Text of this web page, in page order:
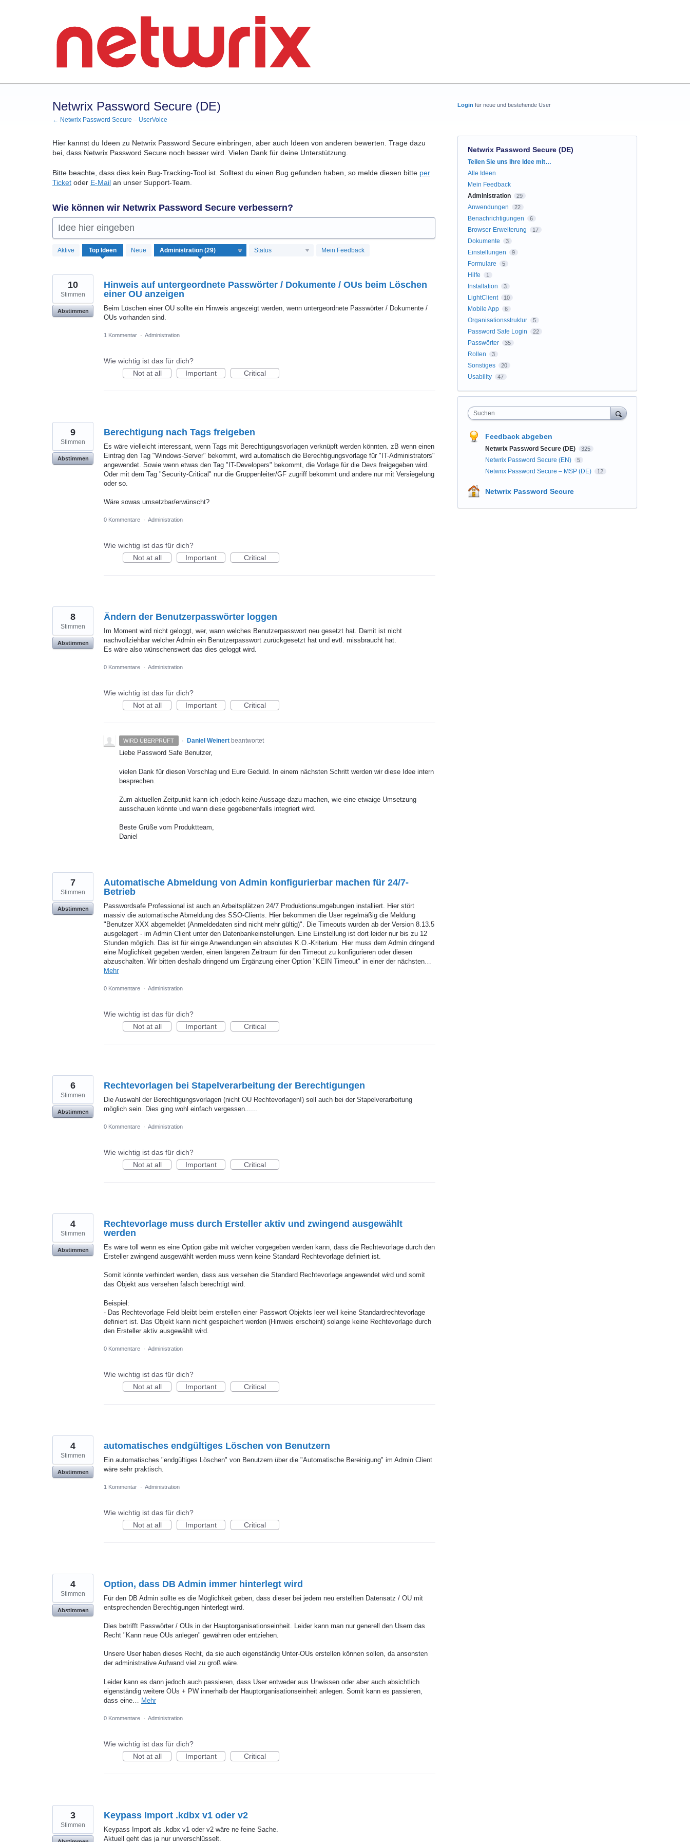
Netwrix Password Secure (DE)
← Netwrix Password Secure – UserVoice
Hier kannst du Ideen zu Netwrix Password Secure einbringen, aber auch Ideen von anderen bewerten. Trage dazu
bei, dass Netwrix Password Secure noch besser wird. Vielen Dank für deine Unterstützung.
Bitte beachte, dass dies kein Bug-Tracking-Tool ist. Solltest du einen Bug gefunden haben, so melde diesen bitte per
Ticket oder E-Mail an unser Support-Team.
Wie können wir Netwrix Password Secure verbessern?
Idee hier eingeben
Aktive Top Ideen Neue Status Mein Feedback
29
gefundene
Hinweis auf untergeordnete Passwörter / Dokumente / OUs beim Löschen
einer OU anzeigen
Beim Löschen einer OU sollte ein Hinweis angezeigt werden, wenn untergeordnete Passwörter / Dokumente /
OUs vorhanden sind.
10
Stimmen
Abstimmen
1 Kommentar · Administration
Wie wichtig ist das für dich?
Not at all
Important Critical
Berechtigung nach Tags freigeben
Es wäre vielleicht interessant, wenn Tags mit Berechtigungsvorlagen verknüpft werden könnten. zB wenn einen
Eintrag den Tag "Windows-Server" bekommt, wird automatisch die Berechtigungsvorlage für "IT-Administrators"
angewendet. Sowie wenn etwas den Tag "IT-Developers" bekommt, die Vorlage für die Devs freigegeben wird.
Oder mit dem Tag "Security-Critical" nur die Gruppenleiter/GF zugriff bekommt und andere nur mit Versiegelung
oder so.
Wäre sowas umsetzbar/erwünscht?
9
Stimmen
Abstimmen
0 Kommentare · Administration
Wie wichtig ist das für dich?
Not at all
Important Critical
Ändern der Benutzerpasswörter loggen
Im Moment wird nicht geloggt, wer, wann welches Benutzerpasswort neu gesetzt hat. Damit ist nicht
nachvollziehbar welcher Admin ein Benutzerpasswort zurückgesetzt hat und evtl. missbraucht hat.
Es wäre also wünschenswert das dies geloggt wird.
8
Stimmen
Abstimmen
0 Kommentare · Administration
Wie wichtig ist das für dich?
Not at all
Important Critical
WIRD ÜBERPRÜFT · Daniel Weinert beantwortet
Liebe Password Safe Benutzer,
vielen Dank für diesen Vorschlag und Eure Geduld. In einem nächsten Schritt werden wir diese Idee intern
besprechen.
Zum aktuellen Zeitpunkt kann ich jedoch keine Aussage dazu machen, wie eine etwaige Umsetzung
ausschauen könnte und wann diese gegebenenfalls integriert wird.
Beste Grüße vom Produktteam,
Daniel
Automatische Abmeldung von Admin konfigurierbar machen für 24/7-
Betrieb
Passwordsafe Professional ist auch an Arbeitsplätzen 24/7 Produktionsumgebungen installiert. Hier stört
massiv die automatische Abmeldung des SSO-Clients. Hier bekommen die User regelmäßig die Meldung
"Benutzer XXX abgemeldet (Anmeldedaten sind nicht mehr gültig)". Die Timeouts wurden ab der Version 8.13.5
ausgelagert - im Admin Client unter den Datenbankeinstellungen. Eine Einstellung ist dort leider nur bis zu 12
Stunden möglich. Das ist für einige Anwendungen ein absolutes K.O.-Kriterium. Hier muss dem Admin dringend
eine Möglichkeit gegeben werden, einen längeren Zeitraum für den Timeout zu konfigurieren oder diesen
abzuschalten. Wir bitten deshalb dringend um Ergänzung einer Option "KEIN Timeout" in einer der nächsten…
Mehr
7
Stimmen
Abstimmen
0 Kommentare · Administration
Wie wichtig ist das für dich?
Not at all
Important Critical
Rechtevorlagen bei Stapelverarbeitung der Berechtigungen
Die Auswahl der Berechtigungsvorlagen (nicht OU Rechtevorlagen!) soll auch bei der Stapelverarbeitung
möglich sein. Dies ging wohl einfach vergessen......
6
Stimmen
Abstimmen
0 Kommentare · Administration
Wie wichtig ist das für dich?
Not at all
Important Critical
Rechtevorlage muss durch Ersteller aktiv und zwingend ausgewählt
werden
Es wäre toll wenn es eine Option gäbe mit welcher vorgegeben werden kann, dass die Rechtevorlage durch den
Ersteller zwingend ausgewählt werden muss wenn keine Standard Rechtevorlage definiert ist.
Somit könnte verhindert werden, dass aus versehen die Standard Rechtevorlage angewendet wird und somit
das Objekt aus versehen falsch berechtigt wird.
Beispiel:
- Das Rechtevorlage Feld bleibt beim erstellen einer Passwort Objekts leer weil keine Standardrechtevorlage
definiert ist. Das Objekt kann nicht gespeichert werden (Hinweis erscheint) solange keine Rechtevorlage durch
den Ersteller aktiv ausgewählt wird.
4
Stimmen
Abstimmen
0 Kommentare · Administration
Wie wichtig ist das für dich?
Not at all
Important Critical
automatisches endgültiges Löschen von Benutzern
Ein automatisches "endgültiges Löschen" von Benutzern über die "Automatische Bereinigung" im Admin Client
wäre sehr praktisch.
4
Stimmen
Abstimmen
1 Kommentar · Administration
Wie wichtig ist das für dich?
Not at all
Important Critical
Option, dass DB Admin immer hinterlegt wird
Für den DB Admin sollte es die Möglichkeit geben, dass dieser bei jedem neu erstellten Datensatz / OU mit
entsprechenden Berechtigungen hinterlegt wird.
Dies betrifft Passwörter / OUs in der Hauptorganisationseinheit. Leider kann man nur generell den Usern das
Recht "Kann neue OUs anlegen" gewähren oder entziehen.
Unsere User haben dieses Recht, da sie auch eigenständig Unter-OUs erstellen können sollen, da ansonsten
der administrative Aufwand viel zu groß wäre.
Leider kann es dann jedoch auch passieren, dass User entweder aus Unwissen oder aber auch absichtlich
eigenständig weitere OUs + PW innerhalb der Hauptorganisationseinheit anlegen. Somit kann es passieren,
dass eine… Mehr
4
Stimmen
Abstimmen
0 Kommentare · Administration
Wie wichtig ist das für dich?
Not at all
Important Critical
Keypass Import .kdbx v1 oder v2
Keypass Import als .kdbx v1 oder v2 wäre ne feine Sache.
Aktuell geht das ja nur unverschlüsselt.
3
Stimmen
Login für neue und bestehende User
Netwrix Password Secure (DE)
Kategorien
Teilen Sie uns Ihre Idee mit…
Alle Ideen
Mein Feedback
Administration
29
Anwendungen 22
Benachrichtigungen 6
Browser-Erweiterung 17
Dokumente 3
Einstellungen 9
Formulare 5
Hilfe 1
Installation 3
LightClient 10
Mobile App 6
Organisationsstruktur 5
Password Safe Login 22
Passwörter 35
Rollen 3
Sonstiges 20
Usability 47
Suchen
Feedback abgeben
Netwrix Password Secure (DE) 325
Netwrix Password Secure (EN) 5
Netwrix Password Secure – MSP (DE) 12
Netwrix Password Secure